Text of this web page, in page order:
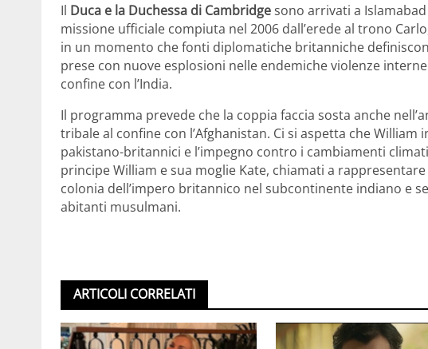
Il Duca e la Duchessa di Cambridgesono arrivati a
missione ufficiale compiuta nel 2006 dall’erede al trono
in un momento che fonti diplomatiche britanniche
prese con nuove esplosioni nelle endemiche violenze
confine con l’India.
Il programma prevede che la coppia faccia sosta anche
tribale al confine con l’Afghanistan. Ci si aspetta che
pakistano-britannici e l’impegno contro i cambiamenti
principe William e sua moglie Kate, chiamati a
colonia dell’impero britannico nel subcontinente indiano e
abitanti musulmani.
ARTICOLI CORRELATI